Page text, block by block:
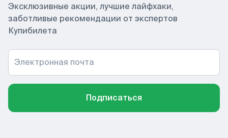
Эксклюзивные акции, лучшие лайфхаки,
заботливые рекомендации от экспертов
Купибилета
Электронная почта
Подписаться